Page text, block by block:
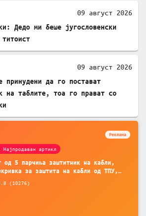
09 август 2026
Дедо ми беше југословенски
09 август 2026
да го постават
на таблите, тоа го прават со
Реклама
Најпродаван артикл
од 5 парчиња заштитник на кабли,
за заштита на кабли од ТПУ,
за заштита на кабли, без
за мобилни телефони, комплет
( 10276)